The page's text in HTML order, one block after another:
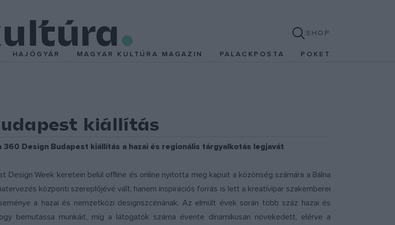
SHOP
HAJÓGYÁR MAGYAR KULTÚRA MAGAZIN PALACKPOSTA POKET
kiállítás
Design Budapest kiállítás a hazai és regionális tárgyalkotás legjavát
Design Week keretein belül offline és online nyitotta meg kapuit a közönség számára a Bálna
központi szereplőjévé vált, hanem inspirációs forrás is lett a kreatívipar szakemberei
a hazai és nemzetközi designszcénának. Az elmúlt évek során több száz hazai és
bemutassa munkáit, míg a látogatók száma évente dinamikusan növekedett, elérve a